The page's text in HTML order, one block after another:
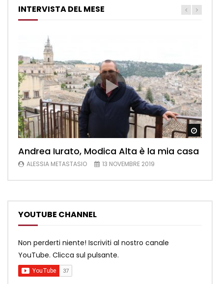
INTERVISTA DEL MESE
Andrea Iurato, Modica Alta è la mia casa
ALESSIA METASTASIO 13 NOVEMBRE 2019
YOUTUBE CHANNEL
Non perderti niente! Iscriviti al nostro canale
YouTube. Clicca sul pulsante.